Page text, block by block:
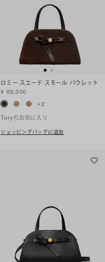
ロミー スエード スモール バウレット
¥ 69,300
+2
Toryのお気に入り
ショッピングバッグに追加